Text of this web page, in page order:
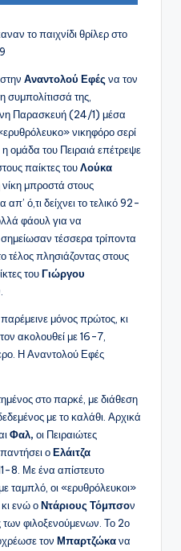
το παιχνίδι θρίλερ στο
Αναντολού Εφές να τον
συμπολίτισσά της,
Παρασκευή (24/1) μέσα
νικηφόρο σερί
ομάδα του Πειραιά επέτρεψε
παίκτες τουΛούκα
μπροστά στους
ό,τι δείχνει το τελικό 92-
φάουλ για να
τέσσερα τρίποντα
τέλος πλησιάζοντας στους
τουΓιώργου
μόνος πρώτος, κι
ακολουθεί με 16-7,
Η Αναντολού Εφές
στο παρκέ, με διάθεση
με το καλάθι. Αρχικά
Φαλ, οι Πειραιώτες
οΕλάιτζα
8. Με ένα απίστευτο
ταμπλό, οι «ερυθρόλευκοι»
ενώ οΝτάριους Τόμπσον
των φιλοξενούμενων. Το 2ο
τον Μπαρτζώκανα